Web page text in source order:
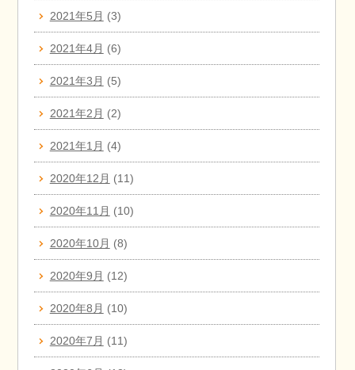
2021年5月 (3)
2021年4月 (6)
2021年3月 (5)
2021年2月 (2)
2021年1月 (4)
2020年12月 (11)
2020年11月 (10)
2020年10月 (8)
2020年9月 (12)
2020年8月 (10)
2020年7月 (11)